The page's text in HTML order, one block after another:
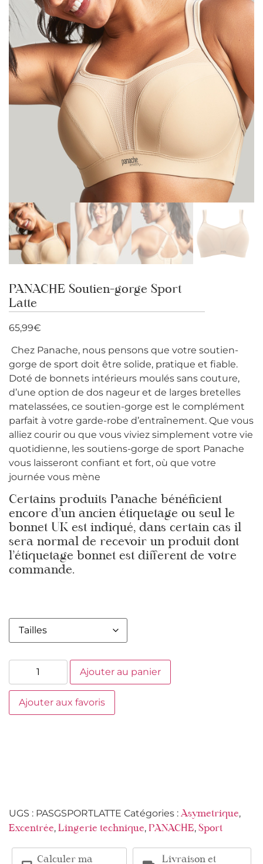
PANACHE Soutien-gorge Sport
Latte
65,99€
Chez Panache, nous pensons que votre soutien-
gorge de sport doit être solide, pratique et fiable.
Doté de bonnets intérieurs moulés sans couture,
d’une option de dos nageur et de larges bretelles
matelassées, ce soutien-gorge est le complément
parfait à votre garde-robe d’entraînement. Que vous
alliez courir ou que vous viviez simplement votre vie
quotidienne, les soutiens-gorge de sport Panache
vous laisseront confiant et fort, où que votre
journée vous mène
Certains produits Panache bénéficient
encore d’un ancien étiquetage ou seul le
bonnet UK est indiqué, dans certain cas il
sera normal de recevoir un produit dont
l’étiquetage bonnet est different de votre
commande.
Ajouter au panier
Ajouter aux favoris
UGS : PASGSPORTLATTE Catégories : Asymetrique,
Excentrée, Lingerie technique, PANACHE, Sport
Calculer ma Livraison et